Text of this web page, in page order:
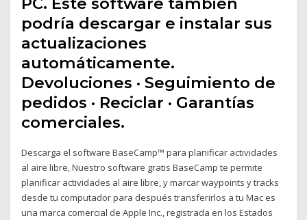
podría descargar e instalar sus
actualizaciones
automáticamente.
Devoluciones · Seguimiento de
pedidos · Reciclar · Garantías
comerciales.
Descarga el software BaseCamp™ para planificar actividades
al aire libre, Nuestro software gratis BaseCamp te permite
planificar actividades al aire libre, y marcar waypoints y tracks
desde tu computador para después transferirlos a tu Mac es
una marca comercial de Apple Inc., registrada en los Estados